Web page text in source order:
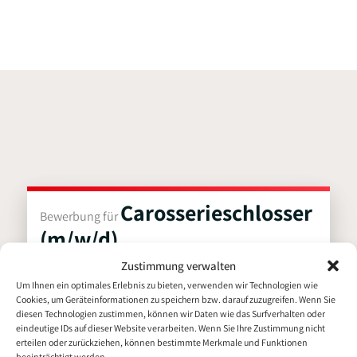
Zustimmung verwalten
Um Ihnen ein optimales Erlebnis zu bieten, verwenden wir Technologien wie
Cookies, um Geräteinformationen zu speichern bzw. darauf zuzugreifen. Wenn Sie
diesen Technologien zustimmen, können wir Daten wie das Surfverhalten oder
eindeutige IDs auf dieser Website verarbeiten. Wenn Sie Ihre Zustimmung nicht
erteilen oder zurückziehen, können bestimmte Merkmale und Funktionen
Bewerbung fürCarosserieschlosser
(m/w/d)
Persönliche Daten
Vorname